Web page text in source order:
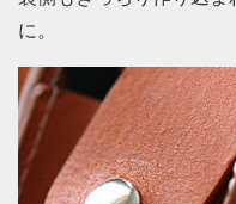
に。